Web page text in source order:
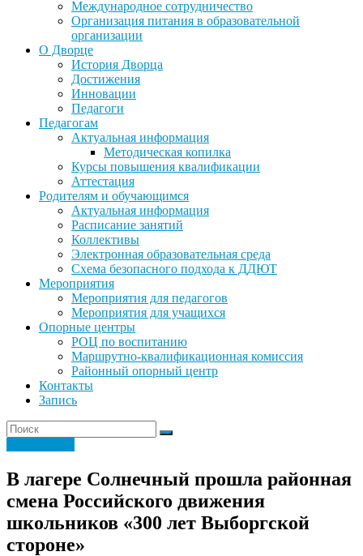
Международное сотрудничество
Организация питания в образовательной
организации
О Дворце
История Дворца
Достижения
Инновации
Педагоги
Педагогам
Актуальная информация
Методическая копилка
Курсы повышения квалификации
Аттестация
Родителям и обучающимся
Актуальная информация
Расписание занятий
Коллективы
Электронная образовательная среда
Схема безопасного подхода к ДДЮТ
Мероприятия
Мероприятия для педагогов
Мероприятия для учащихся
Опорные центры
РОЦ по воспитанию
Маршрутно-квалификационная комиссия
Районный опорный центр
Контакты
Запись
В лагере Солнечный прошла районная
смена Российского движения
школьников «300 лет Выборгской
стороне»